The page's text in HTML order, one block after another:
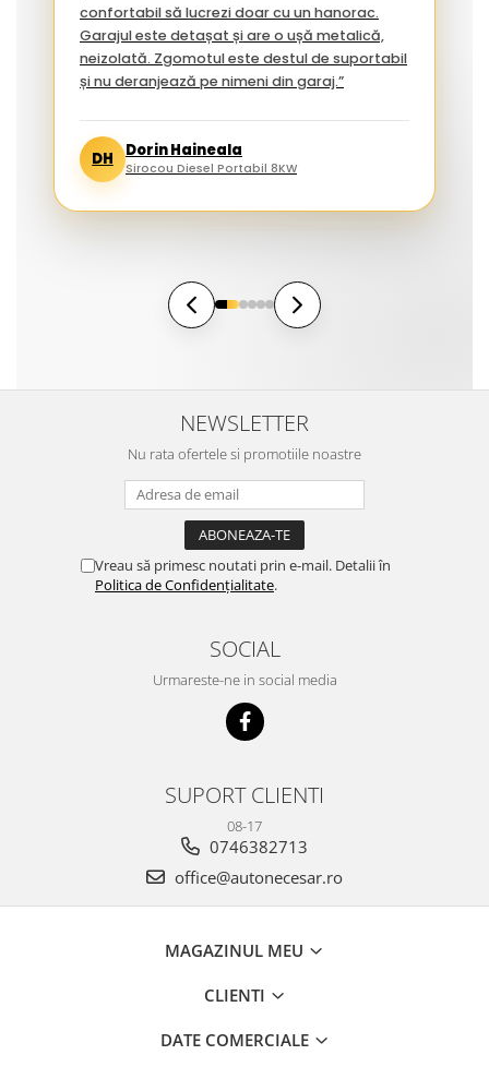
confortabil să lucrezi doar cu un hanorac.
Garajul este detașat și are o ușă metalică,
neizolată. Zgomotul este destul de suportabil
și nu deranjează pe nimeni din garaj.”
DH Dorin Haineala
Sirocou Diesel Portabil 8KW
NEWSLETTER
Nu rata ofertele si promotiile noastre
Vreau să primesc noutati prin e-mail. Detalii în
Politica de Confidențialitate.
SOCIAL
Urmareste-ne in social media
SUPORT CLIENTI
08-17
0746382713
office@autonecesar.ro
MAGAZINUL MEU
CLIENTI
DATE COMERCIALE